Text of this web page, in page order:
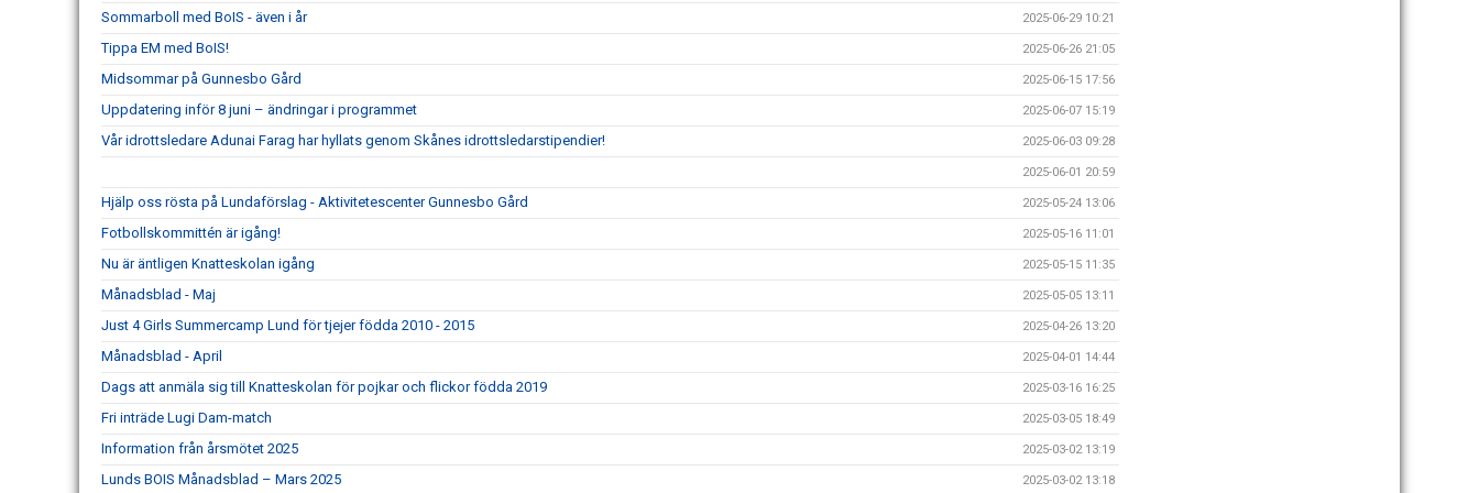
Sommarboll med BoIS - även i år 2025-06-29 10:21
Tippa EM med BoIS! 2025-06-26 21:05
Midsommar på Gunnesbo Gård 2025-06-15 17:56
Uppdatering inför 8 juni – ändringar i programmet 2025-06-07 15:19
Vår idrottsledare Adunai Farag har hyllats genom Skånes idrottsledarstipendier! 2025-06-03 09:28
2025-06-01 20:59
Hjälp oss rösta på Lundaförslag - Aktivitetescenter Gunnesbo Gård 2025-05-24 13:06
Fotbollskommittén är igång! 2025-05-16 11:01
Nu är äntligen Knatteskolan igång 2025-05-15 11:35
Månadsblad - Maj 2025-05-05 13:11
Just 4 Girls Summercamp Lund för tjejer födda 2010 - 2015 2025-04-26 13:20
Månadsblad - April 2025-04-01 14:44
Dags att anmäla sig till Knatteskolan för pojkar och flickor födda 2019 2025-03-16 16:25
Fri inträde Lugi Dam-match 2025-03-05 18:49
Information från årsmötet 2025 2025-03-02 13:19
Lunds BOIS Månadsblad – Mars 2025 2025-03-02 13:18